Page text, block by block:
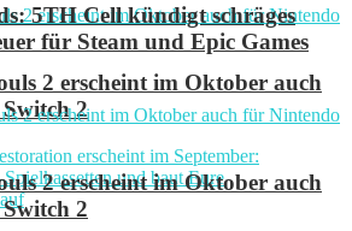
2 erscheint im Oktober auch
2
5TH Cell kündigt schräges
für Steam und Epic Games
2 erscheint im Oktober auch
2